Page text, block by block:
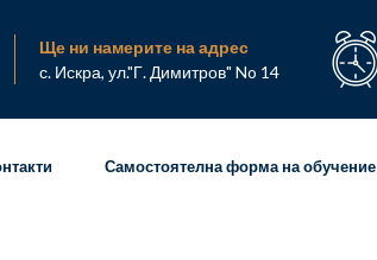
Ще ни намерите на адрес
с. Искра, ул."Г. Димитров" No 14
Самостоятелна форма на обучение